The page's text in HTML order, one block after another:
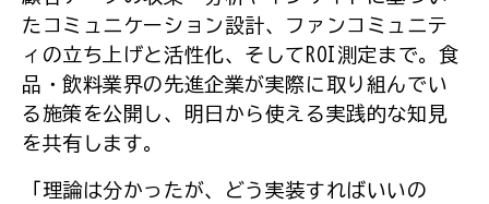
たコミュニケーション設計、ファンコミュニテ
ィの立ち上げと活性化、そしてROI測定まで。食
品・飲料業界の先進企業が実際に取り組んでい
る施策を公開し、明日から使える実践的な知見
を共有します。
「理論は分かったが、どう実装すればいいの